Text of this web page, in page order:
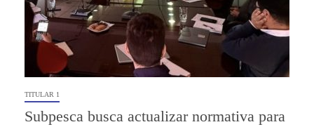
TITULAR 1
Subpesca busca actualizar normativa para